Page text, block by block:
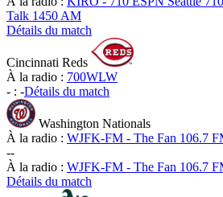
Talk 1450 AM
Détails du match
Cincinnati Reds
À la radio : 700WLW
- : -Détails du match
Washington Nationals
À la radio : WJFK-FM - The Fan 106.7
--
À la radio : WJFK-FM - The Fan 106.7
Détails du match